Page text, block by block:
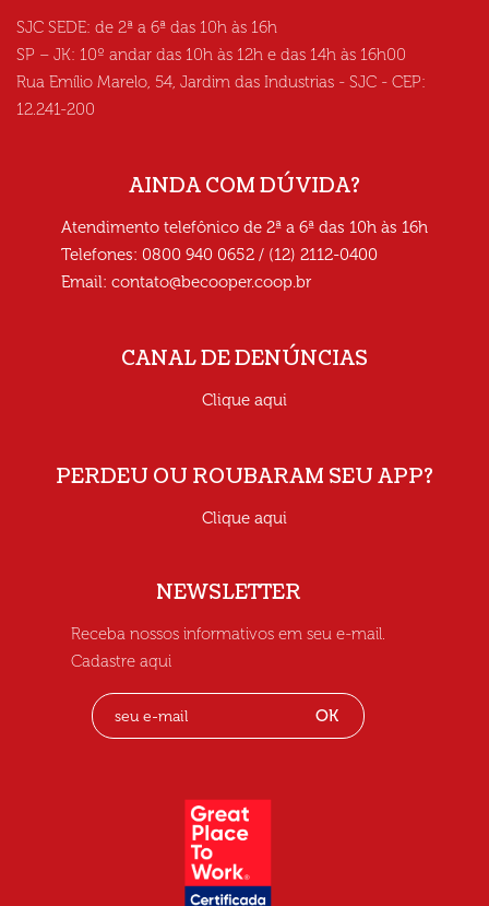
SJC SEDE: de 2ª a 6ª das 10h às 16h
SP – JK: 10º andar das 10h às 12h e das 14h às 16h00
Rua Emílio Marelo, 54, Jardim das Industrias - SJC - CEP:
12.241-200
AINDA COM DÚVIDA?
Atendimento telefônico de 2ª a 6ª das 10h às 16h
Telefones: 0800 940 0652 / (12) 2112-0400
Email: contato@becooper.coop.br
CANAL DE DENÚNCIAS
Clique aqui
PERDEU OU ROUBARAM SEU APP?
Clique aqui
NEWSLETTER
Receba nossos informativos em seu e-mail.
Cadastre aqui
OK